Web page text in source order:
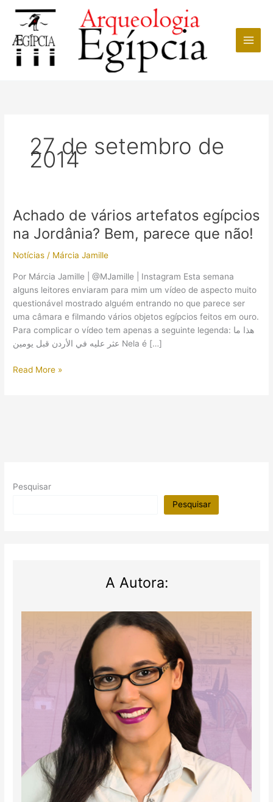
conteúdo
27 de setembro de
2014
Achado de vários artefatos egípcios
na Jordânia? Bem, parece que não!
Notícias / Márcia Jamille
Por Márcia Jamille | @MJamille | Instagram Esta semana
alguns leitores enviaram para mim um vídeo de aspecto muito
questionável mostrado alguém entrando no que parece ser
uma câmara e filmando vários objetos egípcios feitos em ouro.
Para complicar o vídeo tem apenas a seguinte legenda: هذا ما
عثر عليه في الأردن قبل يومين Nela é […]
Achado
que
Read More »
Pesquisar
Pesquisar
A Autora: